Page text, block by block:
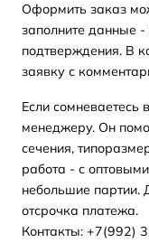
Оформить заказ
заполните данные
подтверждения. В
заявку с
Если
менеджеру. Он
сечения,
работа - с
небольшие партии.
отсрочка платежа.
Контакты: +7(992)